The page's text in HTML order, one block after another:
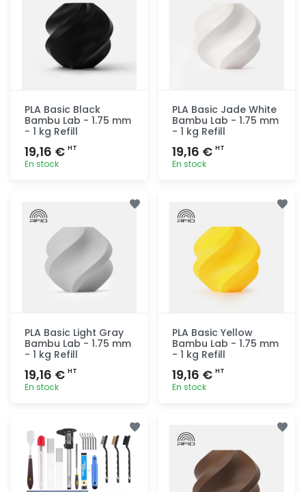
PLA Basic Black
Bambu Lab - 1.75 mm
- 1 kg Refill
19,16 € HT
En stock
PLA Basic Jade White
Bambu Lab - 1.75 mm
- 1 kg Refill
19,16 € HT
En stock
PLA Basic Light Gray
Bambu Lab - 1.75 mm
- 1 kg Refill
19,16 € HT
En stock
rapide
PLA Basic Yellow
Bambu Lab - 1.75 mm
- 1 kg Refill
19,16 € HT
En stock